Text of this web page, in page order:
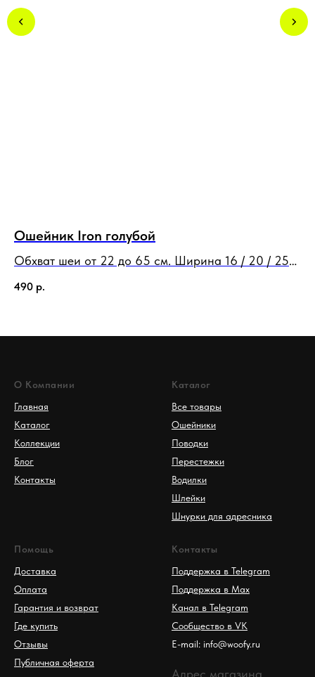
Ошейник Iron голубой
Обхват шеи от 22 до 65 см. Ширина 16 / 20 / 25
мм
490 р.
О Компании
Главная
Каталог
Коллекции
Блог
Контакты
Каталог
Все товары
Ошейники
Поводки
Перестежки
Водилки
Шлейки
Шнурки для адресника
Помощь
Доставка
Оплата
Гарантия и возврат
Где купить
Отзывы
Публичная оферта
Контакты
Поддержка в Telegram
Поддержка в Max
Канал в Telegram
Сообщество в VK
E-mail: info@woofy.ru